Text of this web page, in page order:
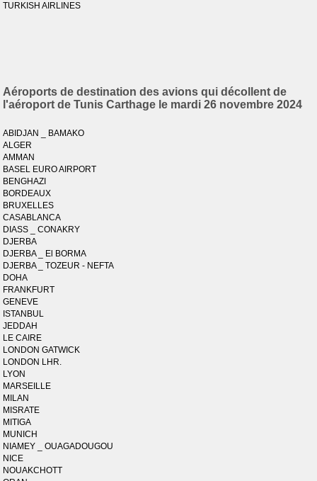
TURKISH AIRLINES
Aéroports de destination des avions qui décollent de
l'aéroport de Tunis Carthage le mardi 26 novembre 2024
ABIDJAN _ BAMAKO
ALGER
AMMAN
BASEL EURO AIRPORT
BENGHAZI
BORDEAUX
BRUXELLES
CASABLANCA
DIASS _ CONAKRY
DJERBA
DJERBA _ El BORMA
DJERBA _ TOZEUR - NEFTA
DOHA
FRANKFURT
GENEVE
ISTANBUL
JEDDAH
LE CAIRE
LONDON GATWICK
LONDON LHR.
LYON
MARSEILLE
MILAN
MISRATE
MITIGA
MUNICH
NIAMEY _ OUAGADOUGOU
NICE
NOUAKCHOTT